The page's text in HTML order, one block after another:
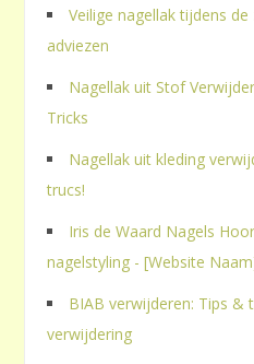
Veilige nagellak tijdens
adviezen
Nagellak uit Stof
Tricks
Nagellak uit kleding
trucs!
Iris de Waard Nagels
nagelstyling - [Website
BIAB verwijderen: Tips &
verwijdering